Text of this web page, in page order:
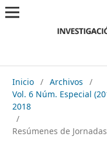
Inicio / Archivos
/
Vol. 6 Núm. Especial
2018
/
Resúmenes de Jornadas